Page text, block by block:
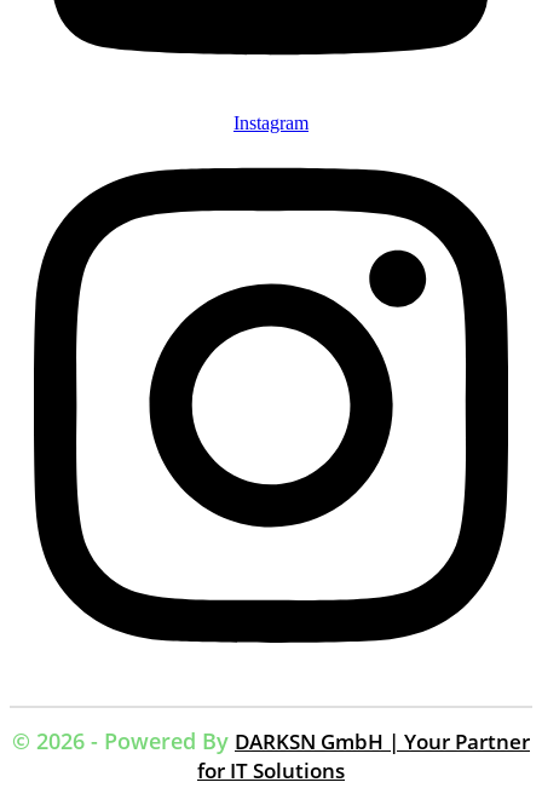
Instagram
© 2026 - Powered By DARKSN GmbH | Your Partner
for IT Solutions